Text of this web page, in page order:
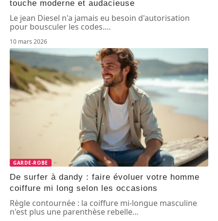
touche moderne et audacieuse
Le jean Diesel n'a jamais eu besoin d'autorisation
pour bousculer les codes.…
10 mars 2026
GARDE-ROBE
De surfer à dandy : faire évoluer votre homme
coiffure mi long selon les occasions
Règle contournée : la coiffure mi-longue masculine
n'est plus une parenthèse rebelle…